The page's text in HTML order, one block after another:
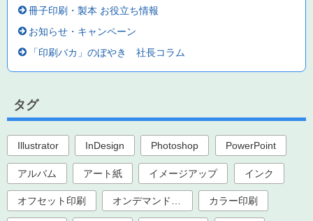
冊子印刷・製本 お役立ち情報
お知らせ・キャンペーン
「印刷バカ」のぼやき 社長コラム
タグ
Illustrator InDesign Photoshop PowerPoint
アルバム アート紙 イメージアップ インク
オフセット印刷 カラー印刷